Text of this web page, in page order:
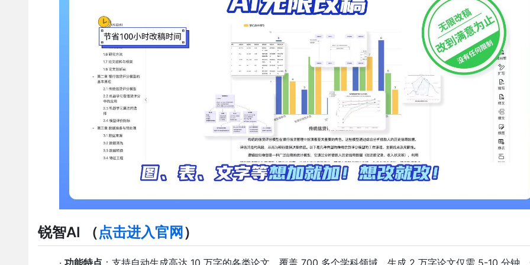
锐智AI （点击进入官网）
· 功能特点 ：支持自动生成高达 10 万字的各类论文，覆盖 700 多个学科领域，生成 2 万字论文仅需 5-10 分钟